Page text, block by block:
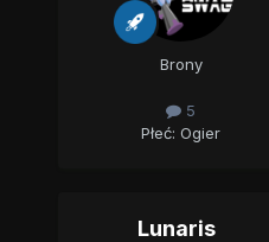
Brony
5
Płeć: Ogier
Lunaris